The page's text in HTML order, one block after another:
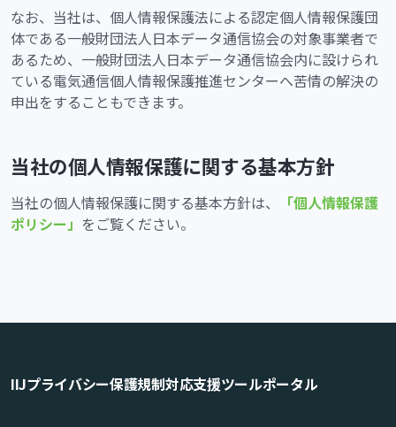
なお、当社は、個人情報保護法による認定個人情報保護団
体である一般財団法人日本データ通信協会の対象事業者で
あるため、一般財団法人日本データ通信協会内に設けられ
ている電気通信個人情報保護推進センターへ苦情の解決の
申出をすることもできます。
当社の個人情報保護に関する基本方針
当社の個人情報保護に関する基本方針は、
「個人情報保護
ポリシー」 をご覧ください。
IIJプライバシー保護規制対応支援ツールポータル